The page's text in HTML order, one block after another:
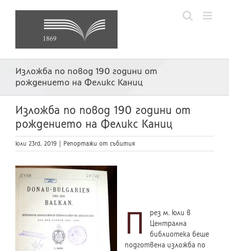
Изложба по повод 190 години от
рождението на Феликс Каниц
Изложба по повод 190 години от
рождението на Феликс Каниц
юли 23rd, 2019 Репортажи от събития
П
рез м. юли в
Централна
библиотека беше
подготвена изложба по